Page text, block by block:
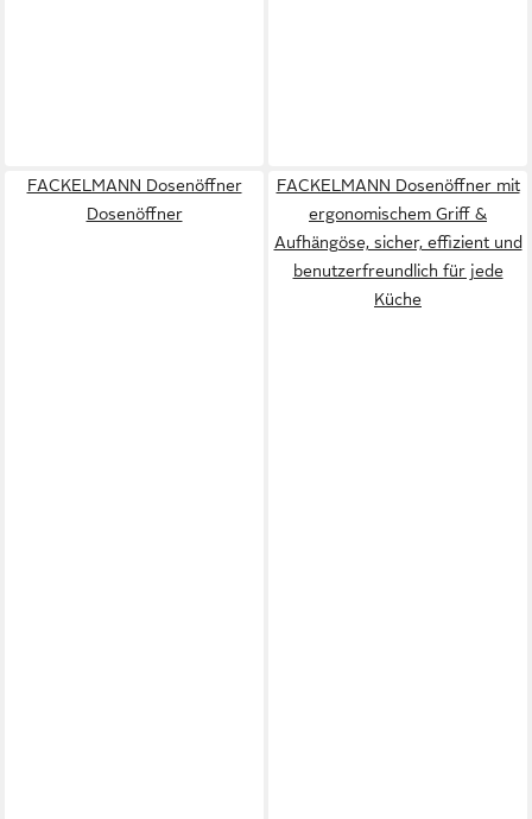
FACKELMANN Dosenöffner
Dosenöffner
FACKELMANN Dosenöffner mit
ergonomischem Griff &
Aufhängöse, sicher, effizient und
benutzerfreundlich für jede
Küche